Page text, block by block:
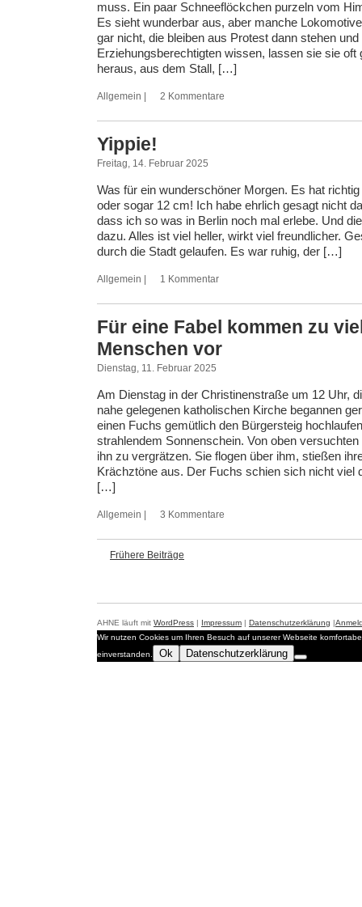
muss. Ein paar Schneeflöckchen purzeln vom
Es sieht wunderbar aus, aber manche
gar nicht, die bleiben aus Protest dann stehen
Erziehungsberechtigten wissen, lassen sie sie oft
heraus, aus dem Stall, […]
Allgemein 2 Kommentare
Yippie!
Freitag, 14. Februar 2025
Was für ein wunderschöner Morgen. Es hat
oder sogar 12 cm! Ich habe ehrlich gesagt nicht
dass ich so was in Berlin noch mal erlebe. Und
dazu. Alles ist viel heller, wirkt viel freundlicher.
durch die Stadt gelaufen. Es war ruhig, der […]
Allgemein 1 Kommentar
Für eine Fabel kommen zu
Menschen vor
Dienstag, 11. Februar 2025
Am Dienstag in der Christinenstraße um 12 Uhr,
nahe gelegenen katholischen Kirche begannen
einen Fuchs gemütlich den Bürgersteig
strahlendem Sonnenschein. Von oben
ihn zu vergrätzen. Sie flogen über ihm, stießen
Krächztöne aus. Der Fuchs schien sich nicht viel
[…]
Allgemein 3 Kommentare
Frühere Beiträge
AHNE läuft mit WordPress | Impressum | Datenschutzerklärung |
Wir nutzen Cookies um Ihren Besuch auf unserer Webseite
einverstanden.
Ok Datenschutzerklärung